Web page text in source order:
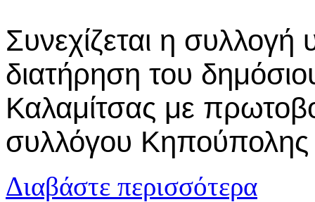
Συνεχίζεται η
διατήρηση του
Καλαμίτσας με
συλλόγου Κηπούπολης
Διαβάστε περισσότερα